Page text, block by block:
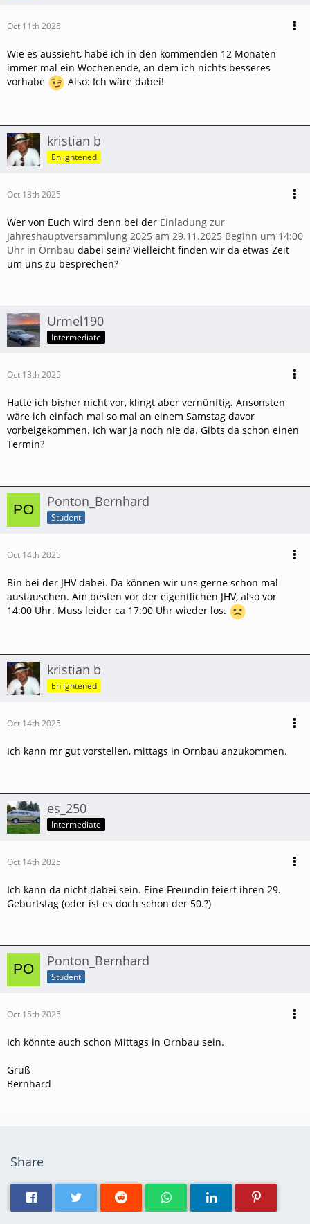
Oct 11th 2025
Wie es aussieht, habe ich in den kommenden 12 Monaten
immer mal ein Wochenende, an dem ich nichts besseres
vorhabe
Also: Ich wäre dabei!
kristian b
Enlightened
Oct 13th 2025
Wer von Euch wird denn bei der Einladung zur
Jahreshauptversammlung 2025 am 29.11.2025 Beginn um 14:00
Uhr in Ornbau dabei sein? Vielleicht finden wir da etwas Zeit
um uns zu besprechen?
Urmel190
Intermediate
Oct 13th 2025
Hatte ich bisher nicht vor, klingt aber vernünftig. Ansonsten
wäre ich einfach mal so mal an einem Samstag davor
vorbeigekommen. Ich war ja noch nie da. Gibts da schon einen
Termin?
Ponton_Bernhard
Student
Oct 14th 2025
Bin bei der JHV dabei. Da können wir uns gerne schon mal
austauschen. Am besten vor der eigentlichen JHV, also vor
14:00 Uhr. Muss leider ca 17:00 Uhr wieder los.
kristian b
Enlightened
Oct 14th 2025
Ich kann mr gut vorstellen, mittags in Ornbau anzukommen.
es_250
Intermediate
Oct 14th 2025
Ich kann da nicht dabei sein. Eine Freundin feiert ihren 29.
Geburtstag (oder ist es doch schon der 50.?)
Ponton_Bernhard
Student
Oct 15th 2025
Ich könnte auch schon Mittags in Ornbau sein.
Gruß
Bernhard
Share